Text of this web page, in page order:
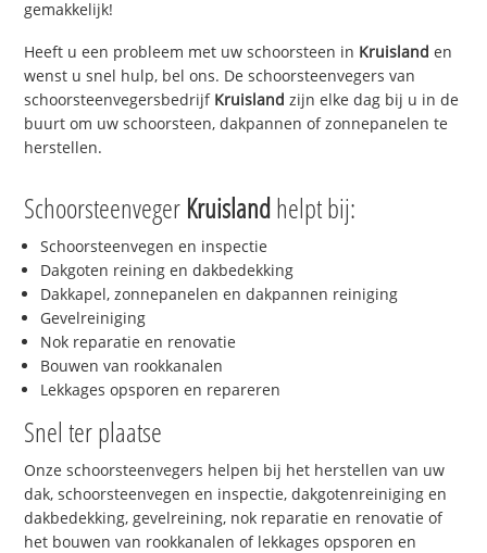
gemakkelijk!
Heeft u een probleem met uw schoorsteen in Kruisland en
wenst u snel hulp, bel ons. De schoorsteenvegers van
schoorsteenvegersbedrijf Kruisland zijn elke dag bij u in de
buurt om uw schoorsteen, dakpannen of zonnepanelen te
herstellen.
Schoorsteenveger Kruislandhelpt bij:
Schoorsteenvegen en inspectie
Dakgoten reining en dakbedekking
Dakkapel, zonnepanelen en dakpannen reiniging
Gevelreiniging
Nok reparatie en renovatie
Bouwen van rookkanalen
Lekkages opsporen en repareren
Snel ter plaatse
Onze schoorsteenvegers helpen bij het herstellen van uw
dak, schoorsteenvegen en inspectie, dakgotenreiniging en
dakbedekking, gevelreining, nok reparatie en renovatie of
het bouwen van rookkanalen of lekkages opsporen en